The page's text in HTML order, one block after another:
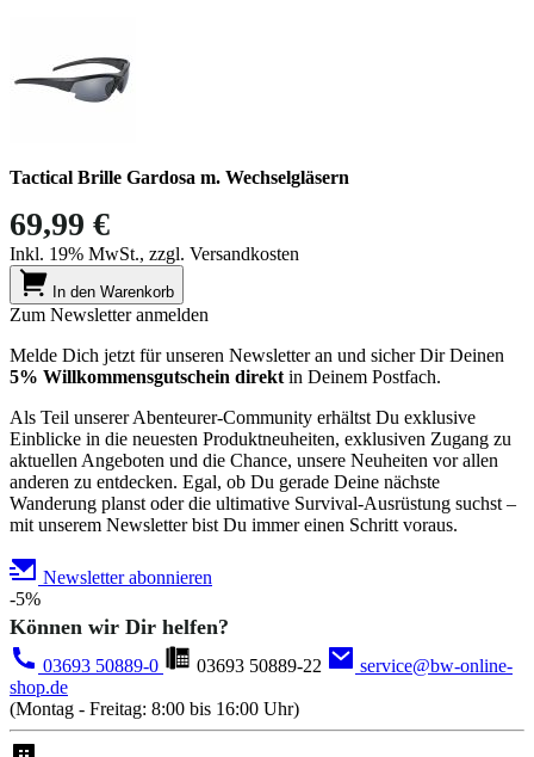
Tactical Brille Gardosa m. Wechselgläsern
69,99 €
Inkl. 19% MwSt., zzgl. Versandkosten
In den Warenkorb
Zum Newsletter anmelden
Melde Dich jetzt für unseren Newsletter an und sicher Dir Deinen
5% Willkommensgutschein direkt in Deinem Postfach.
Als Teil unserer Abenteurer-Community erhältst Du exklusive
Einblicke in die neuesten Produktneuheiten, exklusiven Zugang zu
aktuellen Angeboten und die Chance, unsere Neuheiten vor allen
anderen zu entdecken. Egal, ob Du gerade Deine nächste
Wanderung planst oder die ultimative Survival-Ausrüstung suchst –
mit unserem Newsletter bist Du immer einen Schritt voraus.
Newsletter abonnieren
-5%
Können wir Dir helfen?
03693 50889-0 03693 50889-22
service@bw-online-
shop.de
(Montag - Freitag: 8:00 bis 16:00 Uhr)